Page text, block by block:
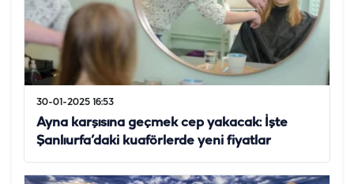
30-01-2025 16:53
Ayna karşısına geçmek cep yakacak: İşte
Şanlıurfa’daki kuaförlerde yeni fiyatlar